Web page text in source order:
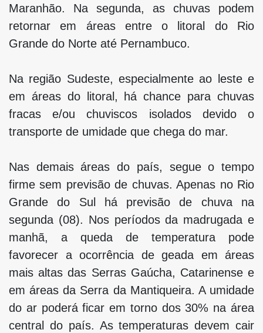
Maranhão. Na segunda, as chuvas podem
retornar em áreas entre o litoral do Rio
Grande do Norte até Pernambuco.
Na região Sudeste, especialmente ao leste e
em áreas do litoral, há chance para chuvas
fracas e/ou chuviscos isolados devido o
transporte de umidade que chega do mar.
Nas demais áreas do país, segue o tempo
firme sem previsão de chuvas. Apenas no Rio
Grande do Sul há previsão de chuva na
segunda (08). Nos períodos da madrugada e
manhã, a queda de temperatura pode
favorecer a ocorrência de geada em áreas
mais altas das Serras Gaúcha, Catarinense e
em áreas da Serra da Mantiqueira. A umidade
do ar poderá ficar em torno dos 30% na área
central do país. As temperaturas devem cair